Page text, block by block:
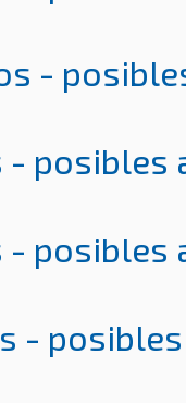
-
- posibles
- posibles
-